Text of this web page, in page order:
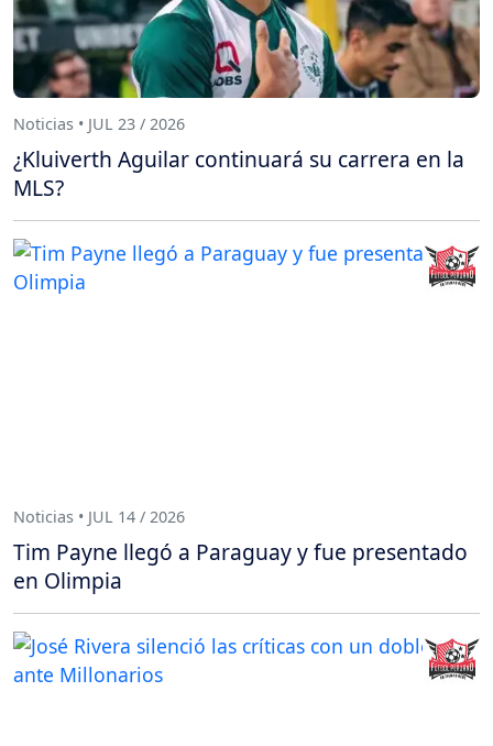
Noticias • JUL 23 / 2026
¿Kluiverth Aguilar continuará su carrera en la
MLS?
Noticias • JUL 14 / 2026
Tim Payne llegó a Paraguay y fue presentado
en Olimpia